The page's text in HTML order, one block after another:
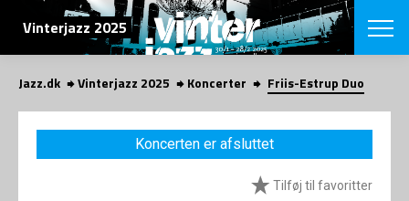
SØG
Vinterjazz 2025
English
VÆLG
COPENHAGEN
Jazz.dk Vinterjazz 2025 Koncerter Friis-Estrup Duo
Koncerten er afsluttet
Tilføj til favoritter